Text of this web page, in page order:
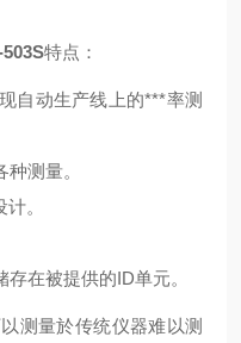
特点：
自动生产线上的***率测
测量。
。
在被提供的ID单元。
测量於传统仪器难以测